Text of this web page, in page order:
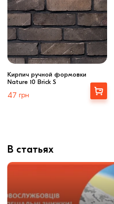
Кирпич ручной формовки
Nature 10 Brick S
47 грн
Выбрать
В статьях